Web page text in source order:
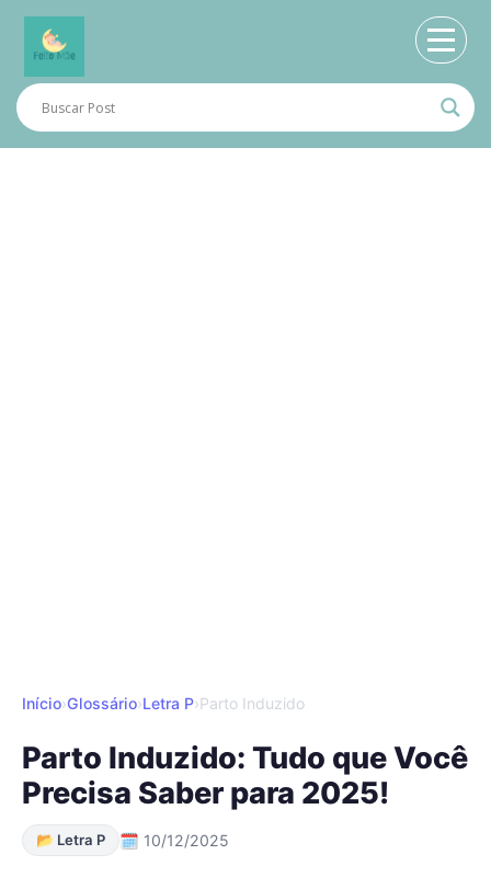
Início›Glossário›Letra P›Parto Induzido
Parto Induzido: Tudo que Você
Precisa Saber para 2025!
📂 Letra P 🗓 10/12/2025